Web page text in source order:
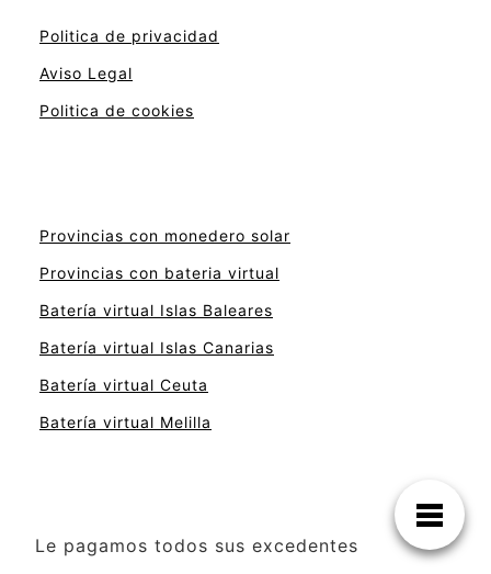
Politica de privacidad
Aviso Legal
Politica de cookies
Provincias con monedero solar
Provincias con bateria virtual
Batería virtual Islas Baleares
Batería virtual Islas Canarias
Batería virtual Ceuta
Batería virtual Melilla
Le pagamos todos sus excedentes